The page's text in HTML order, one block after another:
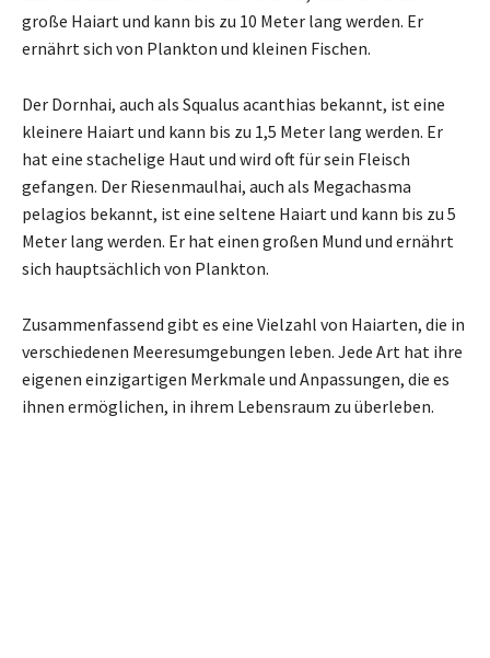
große Haiart und kann bis zu 10 Meter lang werden. Er
ernährt sich von Plankton und kleinen Fischen.
Der Dornhai, auch als Squalus acanthias bekannt, ist eine
kleinere Haiart und kann bis zu 1,5 Meter lang werden. Er
hat eine stachelige Haut und wird oft für sein Fleisch
gefangen. Der Riesenmaulhai, auch als Megachasma
pelagios bekannt, ist eine seltene Haiart und kann bis zu 5
Meter lang werden. Er hat einen großen Mund und ernährt
sich hauptsächlich von Plankton.
Zusammenfassend gibt es eine Vielzahl von Haiarten, die in
verschiedenen Meeresumgebungen leben. Jede Art hat ihre
eigenen einzigartigen Merkmale und Anpassungen, die es
ihnen ermöglichen, in ihrem Lebensraum zu überleben.